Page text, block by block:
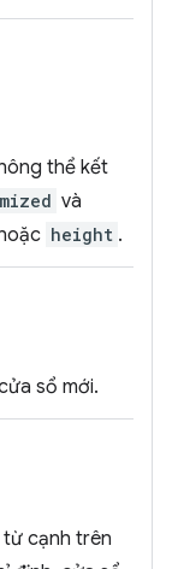
thể kết
và
height .
sổ mới.
cạnh trên